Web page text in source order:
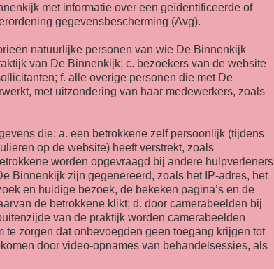
met informatie over een geïdentificeerde of
gegevensbescherming (Avg).
natuurlijke personen van wie De Binnenkijk
van De Binnenkijk; c. bezoekers van de website
f. alle overige personen die met De
met uitzondering van haar medewerkers, zoals
die: a. een betrokkene zelf persoonlijk (tijdens
op de website) heeft verstrekt, zoals
worden opgevraagd bij andere hulpverleners
Binnenkijk zijn gegenereerd, zoals het IP-adres, het
en huidige bezoek, de bekeken pagina’s en de
de betrokkene klikt; d. door camerabeelden bij
van de praktijk worden camerabeelden
zorgen dat onbevoegden geen toegang krijgen tot
door video-opnames van behandelsessies, als